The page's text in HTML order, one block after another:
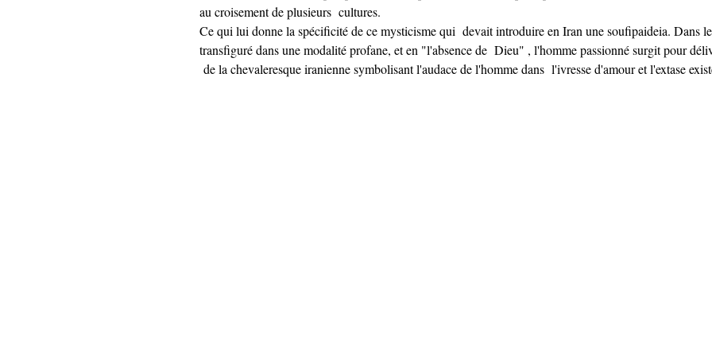
au croisement de plusieurs  cultures.
Ce qui lui donne la spécificité de ce mysticisme qui  devait introduire en Iran une soufipaideia. Dans
transfiguré dans une modalité profane, et en "l'absence de  Dieu" , l'homme passionné surgit pour
de la chevaleresque iranienne symbolisant l'audace de l'homme dans  l'ivresse d'amour et l'extase